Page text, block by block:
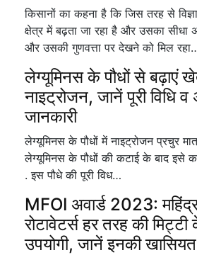
किसानों का कहना है कि जिस तरह से
क्षेत्र में बढ़ता जा रहा है और उसका
और उसकी गुणवत्ता पर देखने को मिल
लेग्यूमिनस के पौधों से बढ़ाएं
नाइट्रोजन, जानें पूरी विधि व
जानकारी
लेग्यूमिनस के पौधों में नाइट्रोजन प्रचुर
लेग्यूमिनस के पौधों की कटाई के बाद इसे
. इस पौधे की पूरी विध…
MFOI अवार्ड 2023:
रोटावेटर्स हर तरह की
उपयोगी, जानें इनकी खासियत